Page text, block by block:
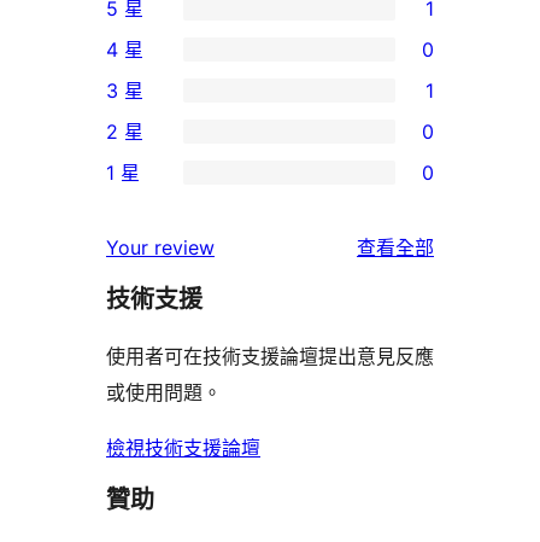
1
個
5
星
使
者
論
5 星 1
個
4
星
用
者
論
4 星 0
1
個
3
使
用
評
論
3 星 1
個
星
使
者
評
論
2 星 0
1
星
用
者
評
1 星 0
Your review 查看全部
評
技術支援
使用者可在技術支援論壇提出意見反應
或使用問題。
檢視技術支援論壇
贊助